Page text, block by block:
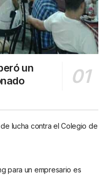
un
lucha contra el Colegio de
para un empresario es